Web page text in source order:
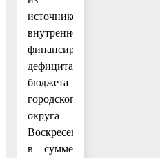
источников
внутреннего
финансирования
дефицита
бюджета
городского
округа
Воскресенск
в сумме